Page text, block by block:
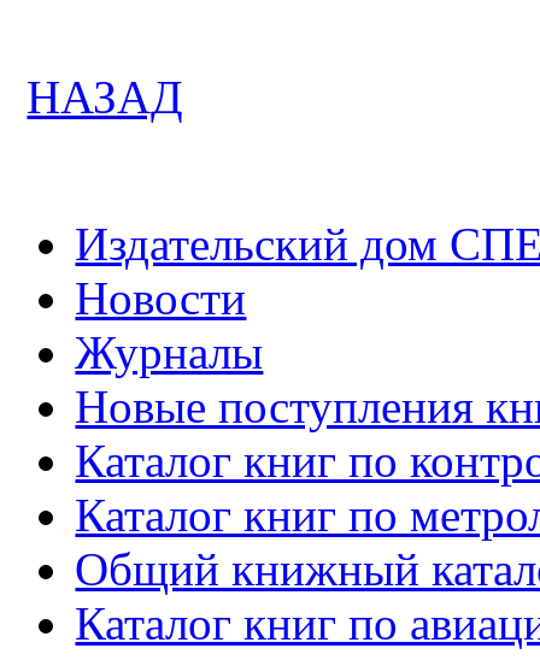
НАЗАД
Издательский дом
Новости
Журналы
Новые поступления
Каталог книг по
Каталог книг по
Общий книжный
Каталог книг по